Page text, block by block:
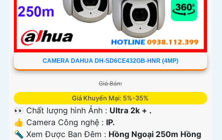
CAMERA DAHUA DH-SD6CE432GB-HNR (4MP)
Giá Bán:
Giá Khuyến Mại: 5%-35%
👀 Chất lượng hình Ảnh : Ultra 2k + .
👍 Camera Công nghệ : IP.
🔦 Xem Được Ban Đêm : Hồng Ngoại 250m Hồng